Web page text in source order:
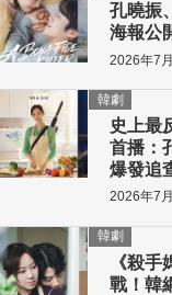
孔曉振
海報公
2026年7
史上最
首播：
爆發追
韓劇
2026年7
《殺
戰！韓
韓劇